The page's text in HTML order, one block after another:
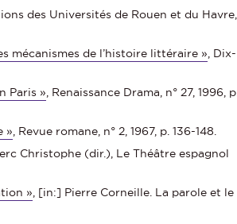
des Universités de Rouen et du Havre,
mécanismes de l’histoire littéraire » , Dix-
Paris » , Renaissance Drama, n° 27, 1996, p.
» , Revue romane, n° 2, 1967, p. 136-148.
Christophe (dir.), Le Théâtre espagnol
» , [in:] Pierre Corneille. La parole et le